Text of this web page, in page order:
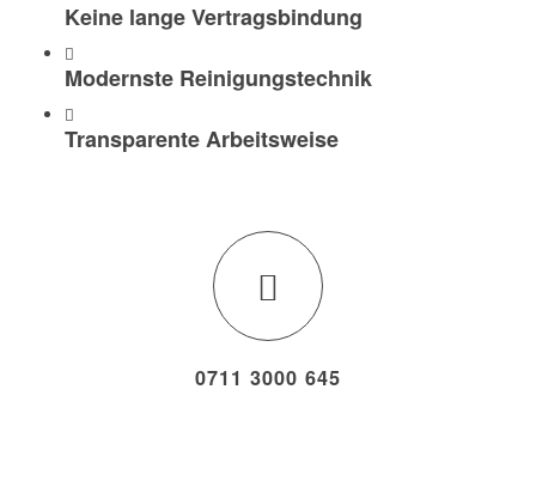
Keine lange Vertragsbindung
Modernste Reinigungstechnik
Transparente Arbeitsweise
0711 3000 645